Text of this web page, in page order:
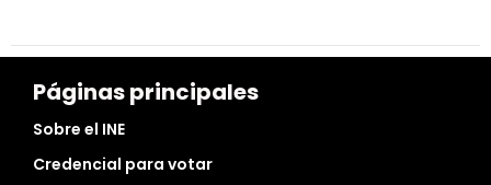
Páginas principales
Sobre el INE
Credencial para votar